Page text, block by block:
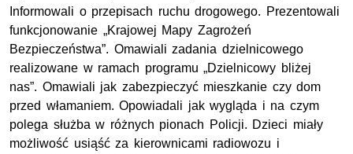
Informowali o przepisach ruchu drogowego. Prezentowali
funkcjonowanie „Krajowej Mapy Zagrożeń
Bezpieczeństwa”. Omawiali zadania dzielnicowego
realizowane w ramach programu „Dzielnicowy bliżej
nas”. Omawiali jak zabezpieczyć mieszkanie czy dom
przed włamaniem. Opowiadali jak wygląda i na czym
polega służba w różnych pionach Policji. Dzieci miały
możliwość usiąść za kierownicami radiowozu i